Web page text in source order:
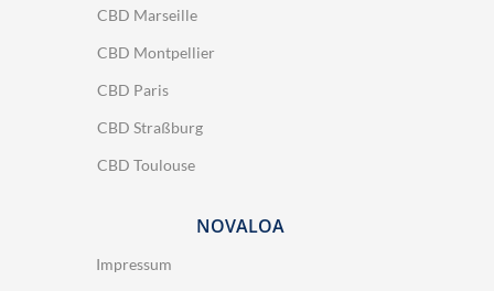
CBD Marseille
CBD Montpellier
CBD Paris
CBD Straßburg
CBD Toulouse
NOVALOA
Impressum